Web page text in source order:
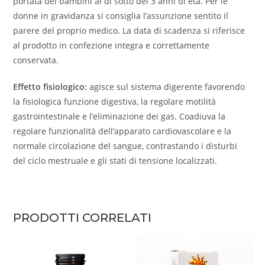
donne in gravidanza si consiglia l’assunzione sentito il
parere del proprio medico. La data di scadenza si riferisce
al prodotto in confezione integra e correttamente
conservata.
Effetto fisiologico: agisce sul sistema digerente favorendo
la fisiologica funzione digestiva, la regolare motilità
gastrointestinale e l’eliminazione dei gas. Coadiuva la
regolare funzionalità dell’apparato cardiovascolare e la
normale circolazione del sangue, contrastando i disturbi
del ciclo mestruale e gli stati di tensione localizzati.
PRODOTTI CORRELATI